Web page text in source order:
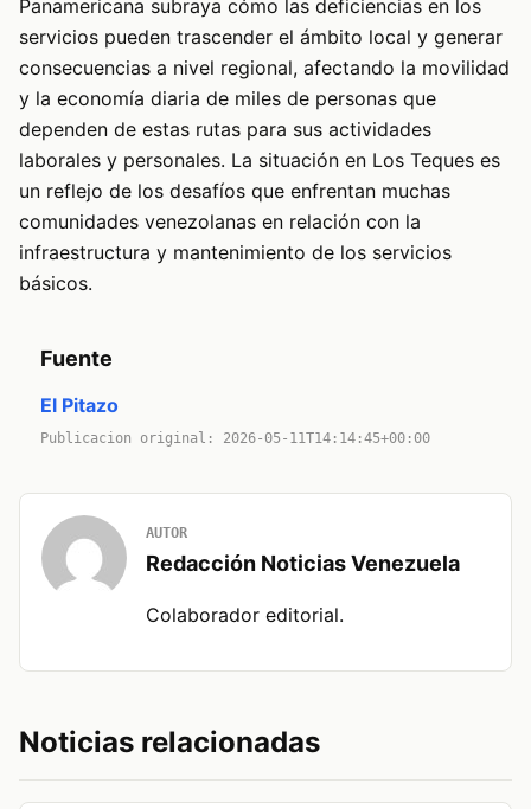
Panamericana subraya cómo las deficiencias en los
servicios pueden trascender el ámbito local y generar
consecuencias a nivel regional, afectando la movilidad
y la economía diaria de miles de personas que
dependen de estas rutas para sus actividades
laborales y personales. La situación en Los Teques es
un reflejo de los desafíos que enfrentan muchas
comunidades venezolanas en relación con la
infraestructura y mantenimiento de los servicios
básicos.
Fuente
El Pitazo
Publicacion original: 2026-05-11T14:14:45+00:00
AUTOR
Redacción Noticias Venezuela
Colaborador editorial.
Noticias relacionadas